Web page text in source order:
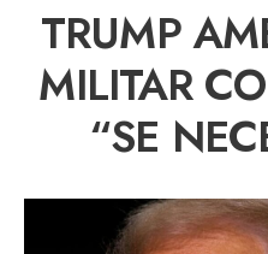
TRUMP
MILITAR
“SE